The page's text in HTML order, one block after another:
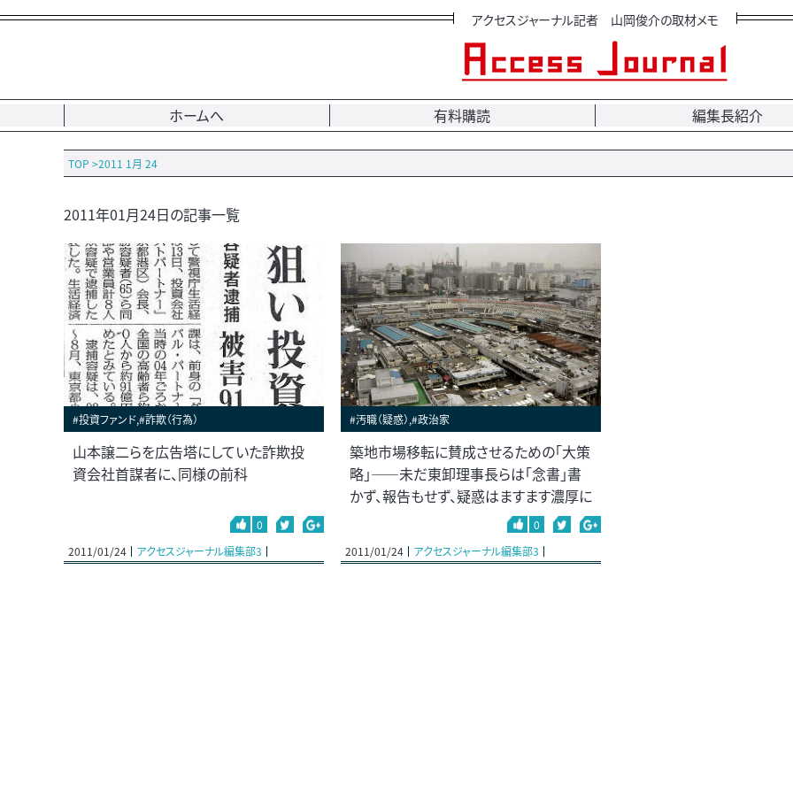
アクセスジャーナル記者 山岡俊介の取材メモ
ホームへ 有料購読 編集長紹介
TOP >2011 1月 24
2011年01月24日の記事一覧
#投資ファンド,#詐欺（行為）
山本譲二らを広告塔にしていた詐欺投
資会社首謀者に、同様の前科
0
2011/01/24
アクセスジャーナル編集部3
#汚職（疑惑）,#政治家
築地市場移転に賛成させるための「大策
略」――未だ東卸理事長らは「念書」書
かず、報告もせず、疑惑はますます濃厚に
0
2011/01/24
アクセスジャーナル編集部3